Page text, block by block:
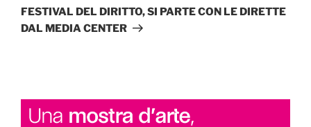
successivo
FESTIVAL DEL DIRITTO, SI PARTE CON LE DIRETTE
DAL MEDIA CENTER